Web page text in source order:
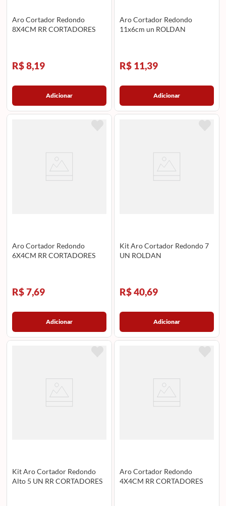
Aro Cortador Redondo
8X4CM RR CORTADORES
R$ 8,19
Adicionar
Aro Cortador Redondo
11x6cm un ROLDAN
R$ 11,39
Adicionar
Aro Cortador Redondo
6X4CM RR CORTADORES
R$ 7,69
Adicionar
Kit Aro Cortador Redondo 7
UN ROLDAN
R$ 40,69
Adicionar
Kit Aro Cortador Redondo
Alto 5 UN RR CORTADORES
Aro Cortador Redondo
4X4CM RR CORTADORES